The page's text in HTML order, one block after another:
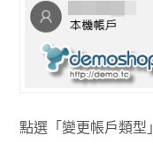
點選「變更帳戶類型」